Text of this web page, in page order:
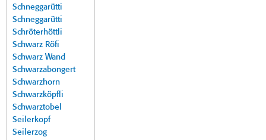
Schneggarütti
Schneggarütti
Schröterhöttli
Schwarz Röfi
Schwarz Wand
Schwarzabongert
Schwarzhorn
Schwarzköpfli
Schwarztobel
Seilerkopf
Seilerzog